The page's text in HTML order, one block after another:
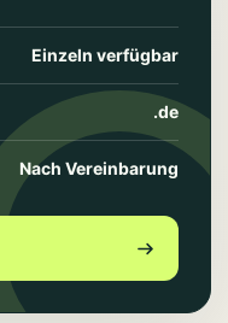
Einzeln verfügbar
.de
Nach Vereinbarung